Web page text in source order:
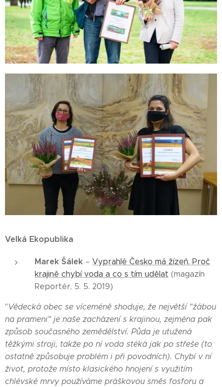
Velká Ekopublika
Marek Šálek – Vyprahlé Česko má žízeň. Proč
krajině chybí voda a co s tím udělat (magazín
Reportér, 5. 5. 2019)
"Vědecká obec se víceméně shoduje, že největší "žábou
na prameni" je naše zacházení s krajinou, zejména pak
způsob současného zemědělství. Půda je utužená
těžkými stroji, takže po ní voda stéká jak po střeše (to
ostatně způsobuje problém i při povodních). Chybí v ní
život, protože místo klasického hnojení s využitím
chlévské mrvy používáme práškovou směs fosforu a